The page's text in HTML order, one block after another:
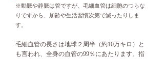
※動脈や静脈は管ですが、毛細血管は細胞のつらな
りですから、加齢や生活習慣次第で減ったりしま
す。
​毛細血管の長さは地球２周半（約10万キロ）と
も言われ、全身の血管の99％にあたります。指